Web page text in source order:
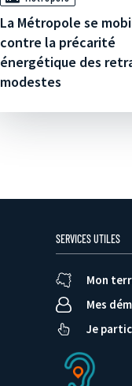
La Métropole se
contre la précarité
énergétique des
modestes
SERVICES UTILES
Mon
Mes
Je